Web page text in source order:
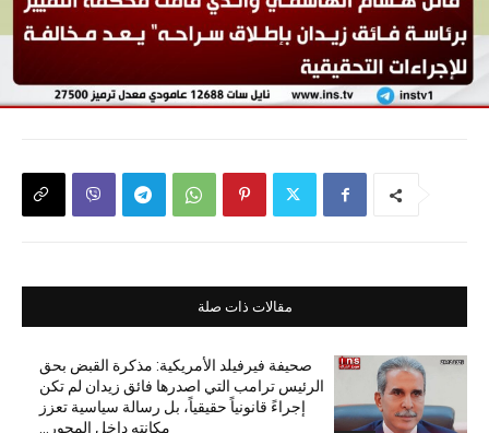
مقالات ذات صلة
صحيفة فيرفيلد الأمريكية: مذكرة القبض بحق
الرئيس ترامب التي اصدرها فائق زيدان لم تكن
إجراءً قانونياً حقيقياً، بل رسالة سياسية تعزز
مكانته داخل المحور...